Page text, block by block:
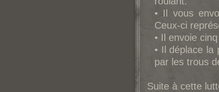
• Il vous
Ceux-ci
• Il envoie
• Il déplace la
par les trous
Suite à cette